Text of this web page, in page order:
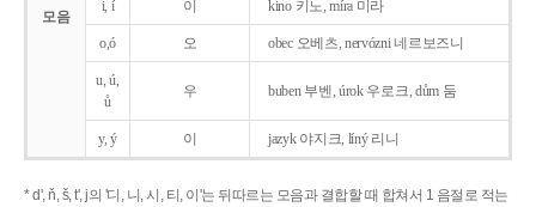
모음
i, í 이 kino 키노, míra 미라
o,ó 오 obec 오베츠, nervózni 네르보즈니
u, ú,
ů
우 buben 부벤, úrok 우로크, dům 둠
y, ý 이 jazyk야지크, líný 리니
* d', ň, š, t', j의 '디, 니, 시, 티, 이'는 뒤따르는 모음과 결합할 때 합쳐서 1 음절로 적는